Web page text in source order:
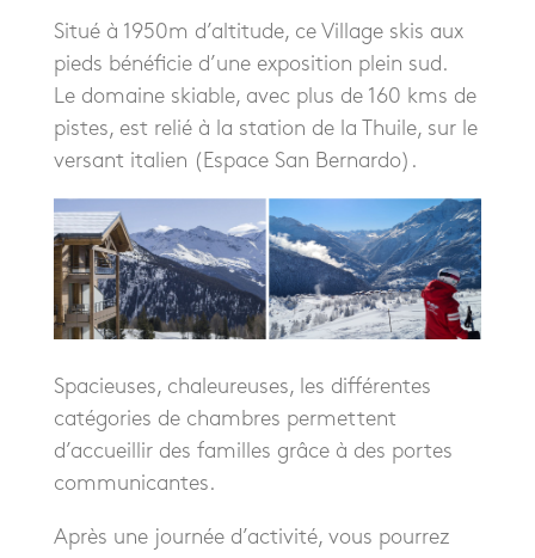
Situé à 1950m d’altitude, ce Village skis aux
pieds bénéficie d’une exposition plein sud.
Le domaine skiable, avec plus de 160 kms de
pistes, est relié à la station de la Thuile, sur le
versant italien (Espace San Bernardo).
Spacieuses, chaleureuses, les différentes
catégories de chambres permettent
d’accueillir des familles grâce à des portes
communicantes.
Après une journée d’activité, vous pourrez